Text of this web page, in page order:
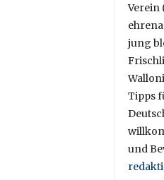
Verein
jung
Tipps
und